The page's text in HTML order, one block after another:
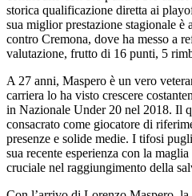
storica qualificazione diretta ai
sua miglior prestazione stagionale è
contro Cremona, dove ha messo a
valutazione, frutto di 16 punti, 5
A 27 anni, Maspero è un vero
carriera lo ha visto crescere
in Nazionale Under 20 nel 2018. Il
consacrato come giocatore di
presenze e solide medie. I tifosi
sua recente esperienza con la
cruciale nel raggiungimento della